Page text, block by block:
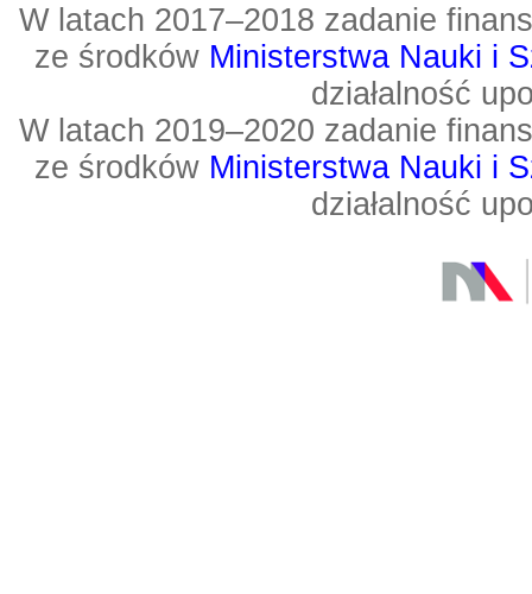
W latach 2017–2018 zadanie
ze środków Ministerstwa Nauki i
działalność
W latach 2019–2020 zadanie
ze środków Ministerstwa Nauki i
działalność